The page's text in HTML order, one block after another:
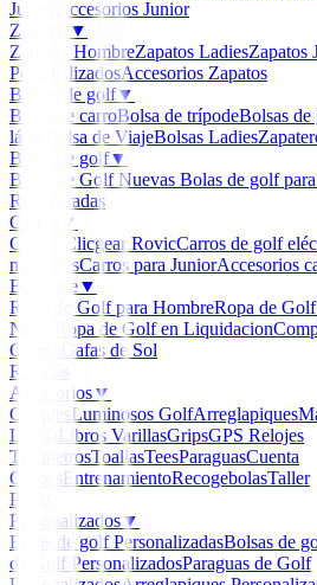
Junior
Accesorios Junior
Zapatos
▼
Zapatos HombreZapatos LadiesZapatos
PersonalizadosAccesorios Zapatos
Bolsas de golf▼
Bolsa de carroBolsa de trípodeBolsas de
lápiz
Bolsa de ViajeBolsas Ladies
Bolas de golf▼
Bolas de Golf Nuevas Bolas de golf
Recuperadas
Carros
▼
Carros Clicgear RovicCarros de golf
manualesCarros para JuniorAccesorios
Boutique▼
Ropa de Golf para HombreRopa de
Niños
Ropa de Golf en Liquidacion
Gorros
Gafas de Sol
Regalos
Accesorios▼
Guantes Luminosos GolfArreglapiques
Lluvia
Libros VarillasGripsGPS Relojes
TelemetrosToallasTeesParaguasCuenta
GolpesEntrenamientoRecogebolasTaller
Packs
Personalizados▼
Bolas de golf PersonalizadasBolsas de
de Golf PersonalizadosParaguas de Golf